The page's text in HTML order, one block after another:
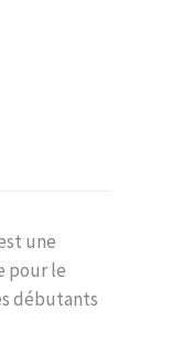
une
pour le
débutants